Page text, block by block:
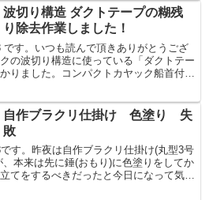
スで完全に固定しているので着脱出来ず
にコンパクトフィッ...
波切り構造 ダクトテープの糊残
り除去作業しました！
です。いつも読んで頂きありがとうござ
の波切り構造に使っている「ダクトテー
りました。コンパクトカヤック船首付近
自作ブラクリ仕掛け 色塗り 失
敗
す。昨夜は自作ブラクリ仕掛け(丸型3号
本来は先に錘(おもり)に色塗りをしてか
てをするべきだったと今日になって気付